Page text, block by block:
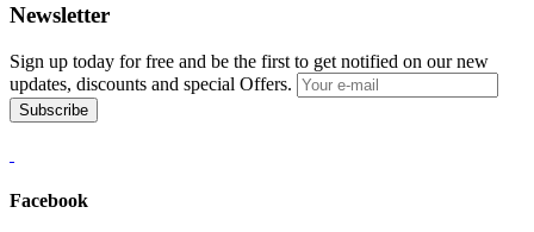
Newsletter
Sign up today for free and be the first to get notified on our new
updates, discounts and special Offers.
Subscribe
Facebook